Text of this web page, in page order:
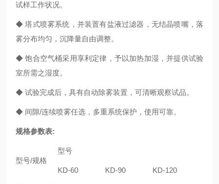
试样工作状况。
◆ 塔式喷雾系统，并装置有盐液过滤器，无结晶喷嘴，落
雾分布均匀，沉降量自由调整。
◆ 饱合空气桶采用享利定律，予以加热加湿，并提供试验
室所需之湿度。
◆ 试验完成后，具有自动除雾装置，可清晰观察试品。
◆ 间隙/连续喷雾任选，多重系统保护，使用可靠。
规格参数表:
型号/规格
型号
KD-60 KD-90 KD-120